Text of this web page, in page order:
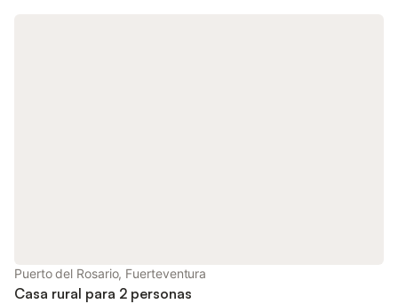
Puerto del Rosario, Fuerteventura
Casa rural para 2 personas